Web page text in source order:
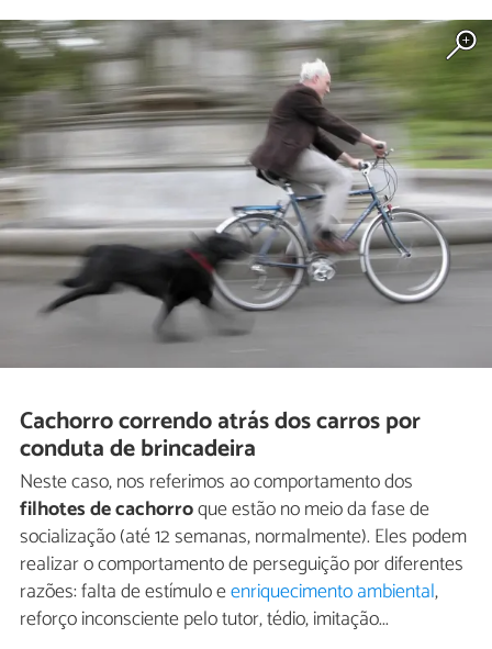
Cachorro correndo atrás dos carros por
conduta de brincadeira
Neste caso, nos referimos ao comportamento dos
filhotes de cachorroque estão no meio da fase de
socialização (até 12 semanas, normalmente). Eles podem
realizar o comportamento de perseguição por diferentes
razões: falta de estímulo eenriquecimento ambiental,
reforço inconsciente pelo tutor, tédio, imitação...